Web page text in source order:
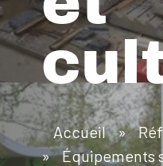
Accueil »
»
Équipements